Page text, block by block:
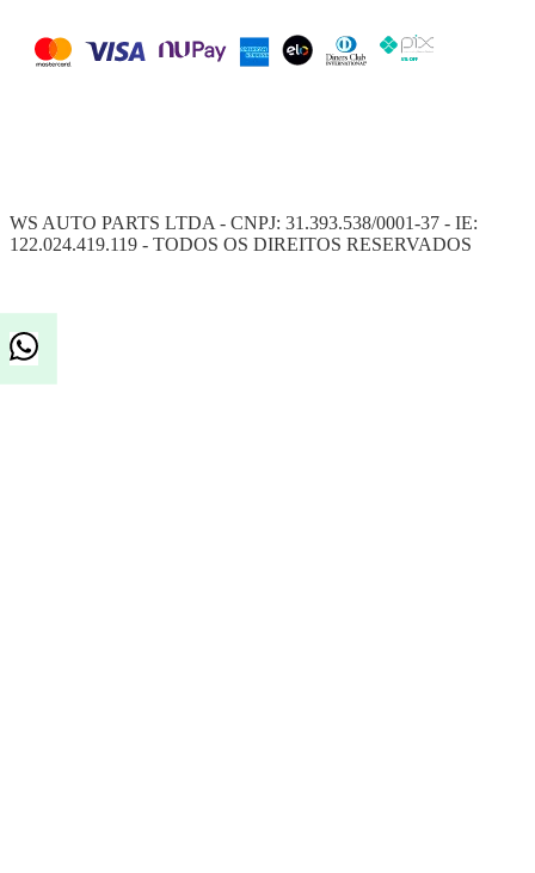
WS AUTO PARTS LTDA - CNPJ: 31.393.538/0001-37 - IE:
122.024.419.119 - TODOS OS DIREITOS RESERVADOS